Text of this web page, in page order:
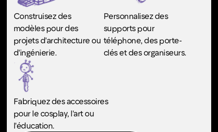
#ImpressionHauteDéfinition
#FinitionSurfaceLisse
#FabricationMiniatures
Imprimantes SLA/résine
Entrez dans le monde de l'impression 3D
haute résolution avec une imprimante à
résine SLA (stéréolithographie) : chaque
couche est lisse, chaque détail est net et
chaque impression est un chef-d'œuvre.
Idéal pour :